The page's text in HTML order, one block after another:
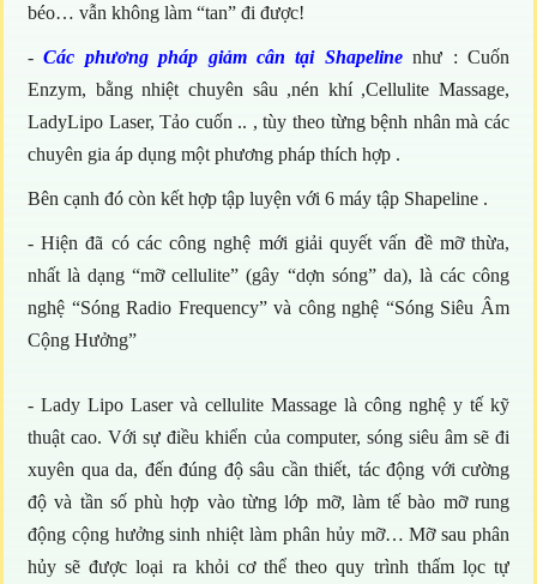
béo… vẫn không làm “tan” đi được!
-Các phương pháp giảm cân tại Shapelinenhư : Cuốn
Enzym, bằng nhiệt chuyên sâu ,nén khí ,Cellulite Massage,
LadyLipo Laser, Tảo cuốn .. , tùy theo từng bệnh nhân mà các
chuyên gia áp dụng một phương pháp thích hợp .
Bên cạnh đó còn kết hợp tập luyện với 6 máy tập Shapeline .
- Hiện đã có các công nghệ mới giải quyết vấn đề mỡ thừa,
nhất là dạng “mỡ cellulite” (gây “dợn sóng” da), là các công
nghệ “Sóng Radio Frequency” và công nghệ “Sóng Siêu Âm
Cộng Hưởng”
- Lady Lipo Laser và cellulite Massage là công nghệ y tế kỹ
thuật cao. Với sự điều khiển của computer, sóng siêu âm sẽ đi
xuyên qua da, đến đúng độ sâu cần thiết, tác động với cường
độ và tần số phù hợp vào từng lớp mỡ, làm tế bào mỡ rung
động cộng hưởng sinh nhiệt làm phân hủy mỡ… Mỡ sau phân
hủy sẽ được loại ra khỏi cơ thể theo quy trình thấm lọc tự